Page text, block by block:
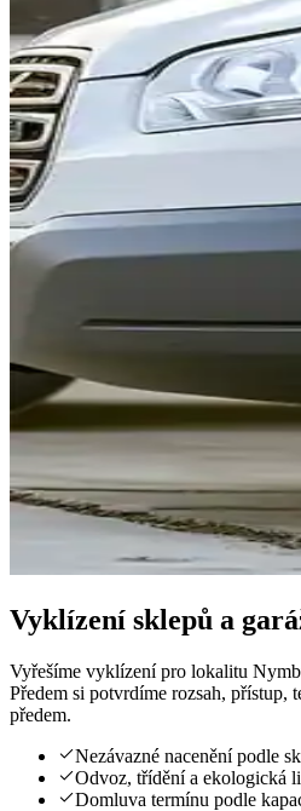
Vyklízení sklepů a
Vyřešíme vyklízení pro lokalitu
Předem si potvrdíme rozsah, přístup,
předem.
Nezávazné nacenění podle
Odvoz, třídění a ekologická
Domluva termínu podle